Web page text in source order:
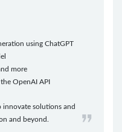
using ChatGPT
more
OpenAI API
innovate solutions and
and beyond.